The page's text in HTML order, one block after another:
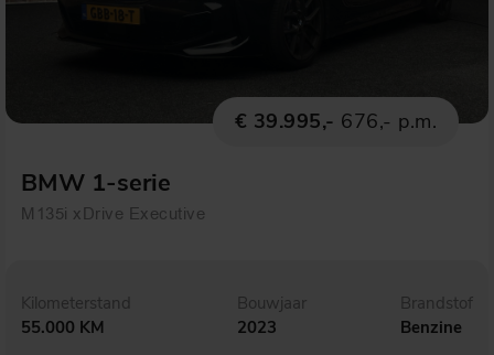
€ 39.995,- 676,- p.m.
BMW 1-serie
M135i xDrive Executive
Kilometerstand
55.000 KM
Bouwjaar
2023
Brandstof
Benzine